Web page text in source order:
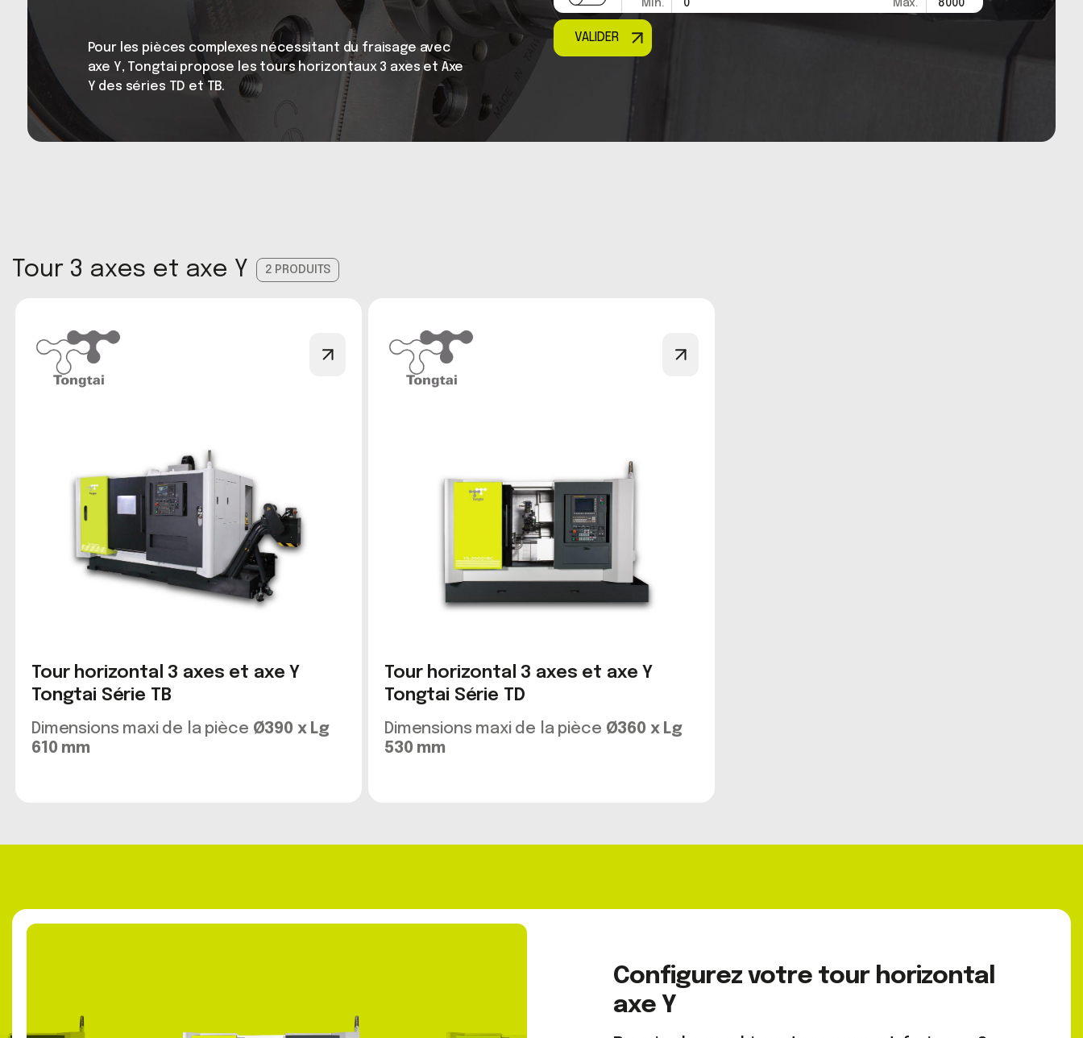
Pour les pièces complexes nécessitant du fraisage avec
axe Y, Tongtai propose les tours horizontaux 3 axes et Axe
Y des séries TD et TB.
Min. 0 Max. 8000
VALIDER
Tour 3 axes et axe Y 2 PRODUITS
Tour horizontal 3 axes et axe Y
Tongtai Série TB
Dimensions maxi de la pièce Ø390 x Lg
610 mm
Tour horizontal 3 axes et axe Y
Tongtai Série TD
Dimensions maxi de la pièce Ø360 x Lg
530 mm
Configurez votre tour horizontal
axe Y